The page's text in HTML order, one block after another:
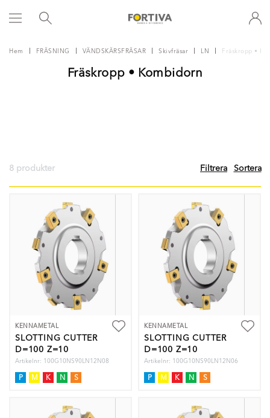
Hem FRÄSNING VÄNDSKÄRSFRÄSAR Skivfräsar LN Fräskropp •
Fräskropp • Kombidorn
8 produkter Filtrera Sortera
KENNAMETAL
SLOTTING CUTTER
D=100 Z=10
Artikelnr: 100G10NS90LN12N08
P M K N S
KENNAMETAL
SLOTTING CUTTER
D=100 Z=10
Artikelnr: 100G10NS90LN12N06
P M K N S